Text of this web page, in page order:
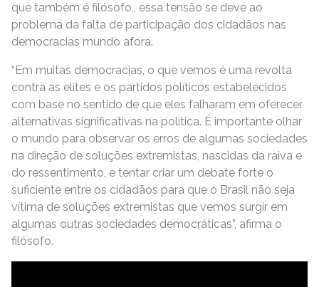
que também é filósofo,, essa tensão se deve ao
problema da falta de participação dos cidadãos nas
democracias mundo afora.
“Em muitas democracias, o que vemos é uma revolta
contra as elites e os partidos políticos estabelecidos
com base no sentido de que eles falharam em oferecer
alternativas significativas na política. É importante olhar
o mundo para observar os erros de algumas sociedades
na direção de soluções extremistas, nascidas da raiva e
do ressentimento, e tentar criar um debate forte o
suficiente entre os cidadãos para que o Brasil não seja
vítima de soluções extremistas que vemos surgir em
algumas outras sociedades democráticas”, afirma o
filósofo.